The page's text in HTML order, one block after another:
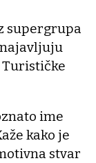
supergrupa
ime
kako je
stvar